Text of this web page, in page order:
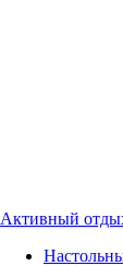
Активный